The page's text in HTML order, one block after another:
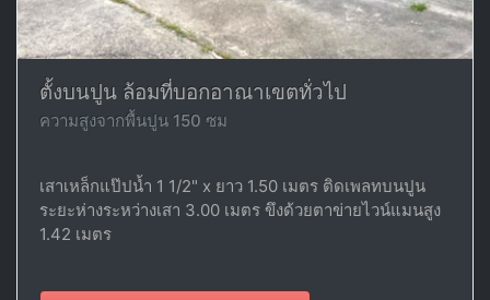
ตั้งบนปูน ล้อมที่บอกอาณาเขตทั่วไป
ความสูงจากพื้นปูน 150 ซม
เสาเหล็กแป๊ปน้ำ 1 1/2" x ยาว 1.50 เมตร ติดเพลทบนปูน
ระยะห่างระหว่างเสา 3.00 เมตร ขึงด้วยตาข่ายไวน์แมนสูง
1.42 เมตร